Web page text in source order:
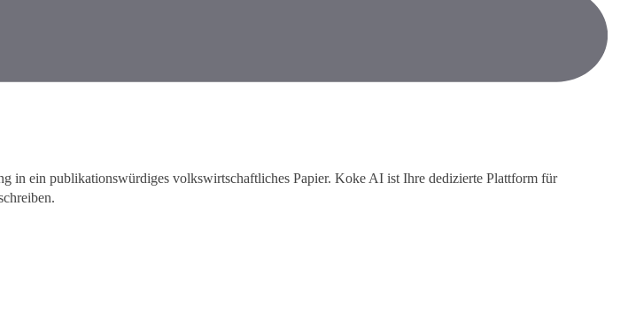
in ein publikationswürdiges volkswirtschaftliches Papier. Koke AI ist Ihre dedizierte Plattform für